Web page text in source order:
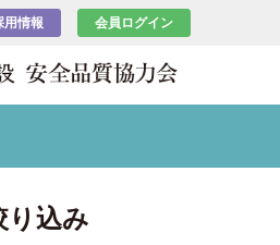
用情報 会員ログイン
り込み